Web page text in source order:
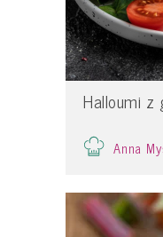
Halloumi z
Anna